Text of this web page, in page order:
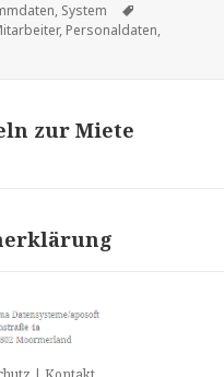
, System
, Personaldaten,
zur Miete